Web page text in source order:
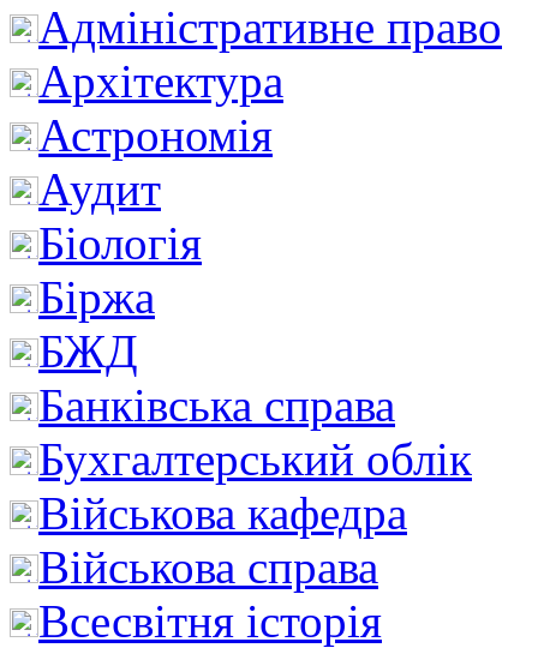
Адміністративне право
Архітектура
Астрономія
Аудит
Біологія
Біржа
БЖД
Банківська справа
Бухгалтерський облік
Військова кафедра
Військова справа
Всесвітня історія